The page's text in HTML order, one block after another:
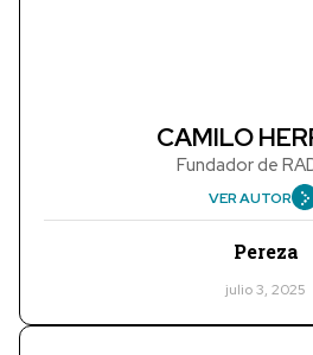
CAMILO
Fundador de
VER AUTOR
Pereza
julio 3, 2025